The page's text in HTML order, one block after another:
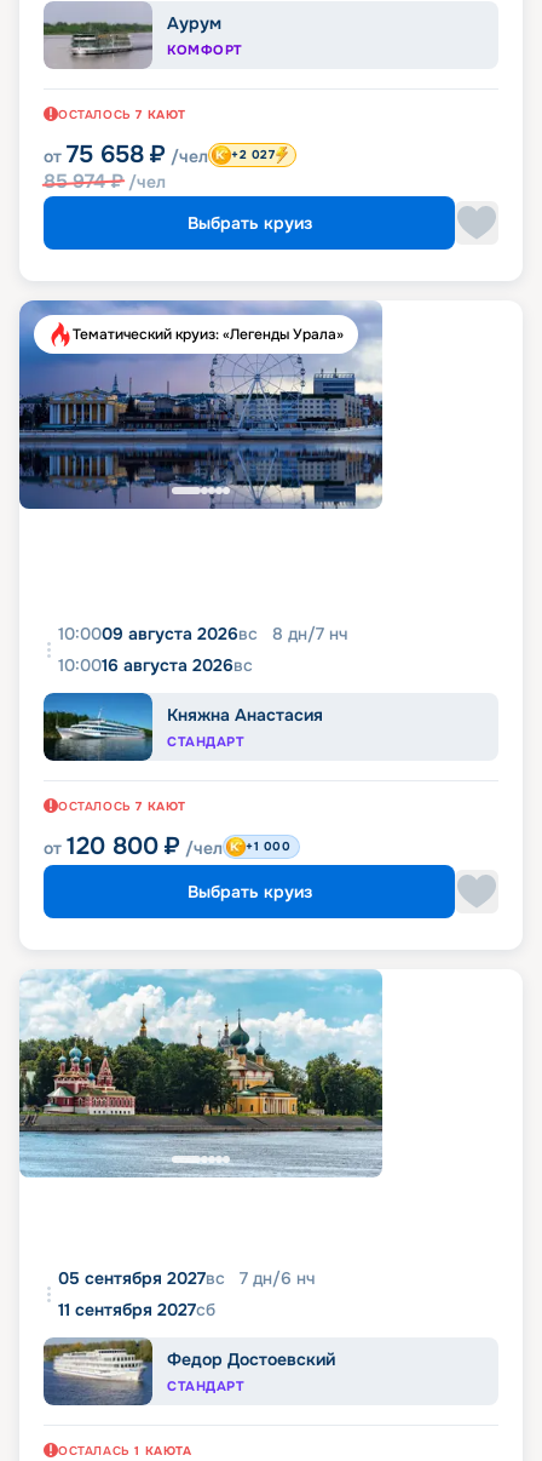
Аурум
КОМФОРТ
ОСТАЛОСЬ 7 КАЮТ
от 75 658 ₽ /чел
85 974₽ /чел
+2 027
Выбрать круиз
Тематический круиз: «Легенды Урала»
10:0009 августа 2026вс 8 дн/7 нч
10:0016 августа 2026вс
Княжна Анастасия
СТАНДАРТ
ОСТАЛОСЬ 7 КАЮТ
от 120 800 ₽ /чел +1 000
Выбрать круиз
05 сентября 2027вс 7 дн/6 нч
11 сентября 2027сб
Федор Достоевский
СТАНДАРТ
ОСТАЛАСЬ 1 КАЮТА